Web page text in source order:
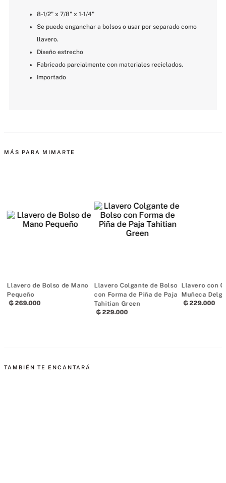
8-1/2" x 7/8" x 1-1/4"
Se puede enganchar a bolsos o usar por separado como
llavero.
Diseño estrecho
Fabricado parcialmente con materiales reciclados.
Importado
MÁS PARA MIMARTE
Llavero de Bolso de Mano
Pequeño
₲ 269.000
Llavero Colgante de Bolso
con Forma de Piña de Paja
Tahitian Green
₲ 229.000
Llavero con
Muñeca
₲ 229.000
TAMBIÉN TE ENCANTARÁ